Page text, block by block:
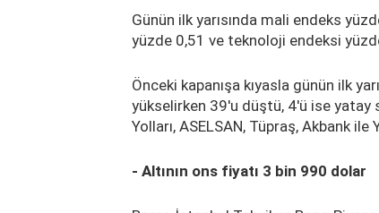
Günün ilk yarısında mali endeks
yüzde 0,51 ve teknoloji endeksi
Önceki kapanışa kıyasla günün ilk
yükselirken 39'u düştü, 4'ü ise
Yolları, ASELSAN, Tüpraş, Akbank ile
- Altının ons fiyatı 3 bin 990 dolar